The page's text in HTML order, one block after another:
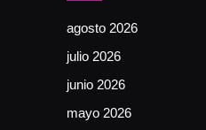
agosto 2026
julio 2026
junio 2026
mayo 2026